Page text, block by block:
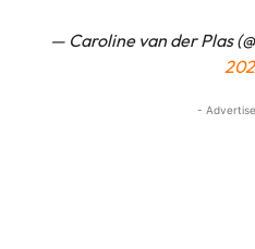
— Caroline van der Plas
-